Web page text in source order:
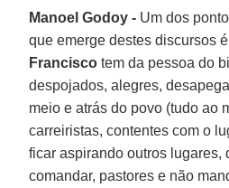
Manoel Godoy - Um dos
que emerge destes discursos
Francisco tem da pessoa do
despojados, alegres,
meio e atrás do povo (tudo ao
carreiristas, contentes com o
ficar aspirando outros lugares,
comandar, pastores e não